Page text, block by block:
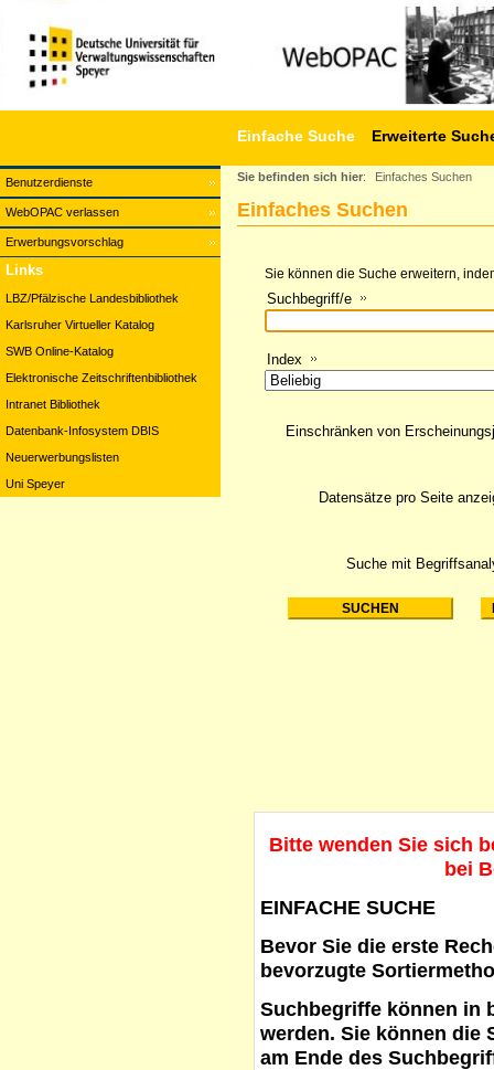
Benutzerdienste
WebOPAC verlassen
Erwerbungsvorschlag
Einfache Suche Erweiterte
Links
LBZ/Pfälzische Landesbibliothek
Karlsruher Virtueller Katalog
SWB Online-Katalog
Elektronische Zeitschriftenbibliothek
Intranet Bibliothek
Datenbank-Infosystem DBIS
Neuerwerbungslisten
Uni Speyer
Sie befinden sich hier: Einfaches Suchen
Einfaches Suchen
Sie können die Suche erweitern,
Suchbegriff/e
Index
Suche mit
Einschränken von
Datensätze pro Seite
Bitte wenden Sie sich
bei
EINFACHE SUCHE
Bevor Sie die erste
bevorzugte
Suchbegriffe können in
werden. Sie können die
am Ende des